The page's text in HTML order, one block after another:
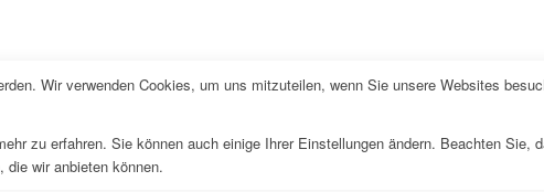
Wir verwenden Cookies, um uns mitzuteilen, wenn Sie unsere Websites
zu erfahren. Sie können auch einige Ihrer Einstellungen ändern. Beachten
die wir anbieten können.